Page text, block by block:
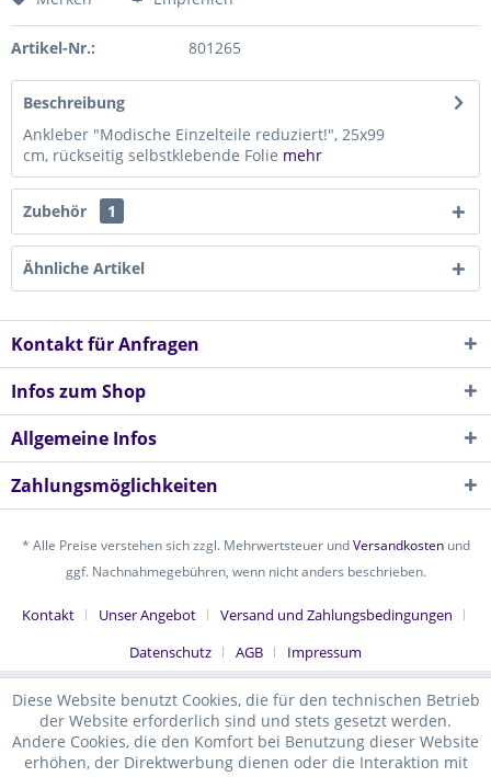
Artikel-Nr.: 801265
Beschreibung
Ankleber "Modische Einzelteile reduziert!", 25x99
cm, rückseitig selbstklebende Folie mehr
Zubehör 1
Ähnliche Artikel
Kontakt für Anfragen
Infos zum Shop
Allgemeine Infos
Zahlungsmöglichkeiten
* Alle Preise verstehen sich zzgl. Mehrwertsteuer undVersandkostenund
ggf. Nachnahmegebühren, wenn nicht anders beschrieben.
Kontakt Unser Angebot
Versand und Zahlungsbedingungen
Datenschutz
AGB Impressum
Diese Website benutzt Cookies, die für den technischen Betrieb
der Website erforderlich sind und stets gesetzt werden.
Andere Cookies, die den Komfort bei Benutzung dieser Website
erhöhen, der Direktwerbung dienen oder die Interaktion mit